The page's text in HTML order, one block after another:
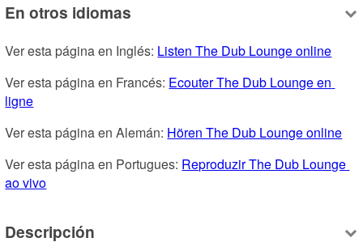
En otros idiomas
Ver esta página en Inglés: Listen The Dub Lounge online
Ver esta página en Francés: Ecouter The Dub Lounge en
ligne
Ver esta página en Alemán: Hören The Dub Lounge online
Ver esta página en Portugues: Reproduzir The Dub Lounge
ao vivo
Descripción